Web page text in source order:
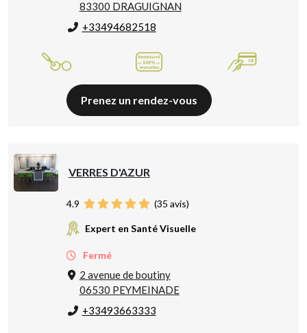
83300 DRAGUIGNAN
+33494682518
Prenez un rendez-vous
VERRES D'AZUR
4.9 (35 avis)
Expert en Santé Visuelle
Fermé
2 avenue de boutiny
06530 PEYMEINADE
+33493663333